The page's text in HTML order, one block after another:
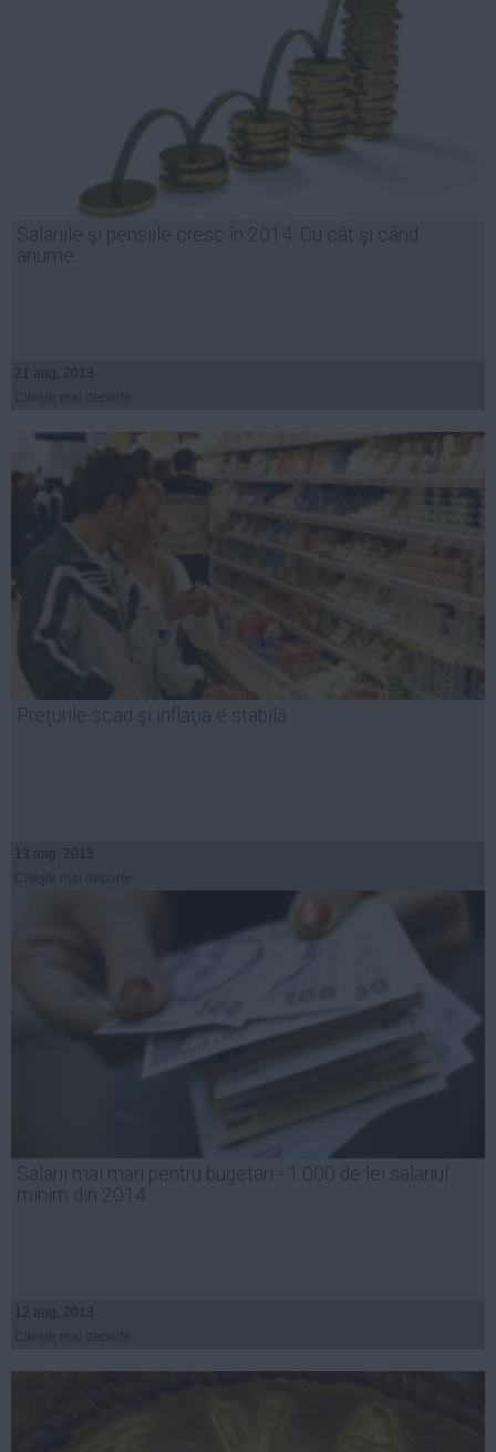
Salariile şi pensiile cresc în 2014. Cu cât şi când
anume
21 aug, 2013
Preţurile scad şi inflaţia e stabilă
13 aug, 2013
Salarii mai mari pentru bugetari - 1.000 de lei salariul
minim din 2014
12 aug, 2013